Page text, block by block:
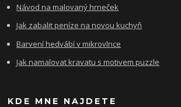
Návod na malovaný hrneček
Jak zabalit peníze na novou kuchyň
Barvení hedvábí v mikrovlnce
Jak namalovat kravatu s motivem puzzle
KDE MNE NAJDETE